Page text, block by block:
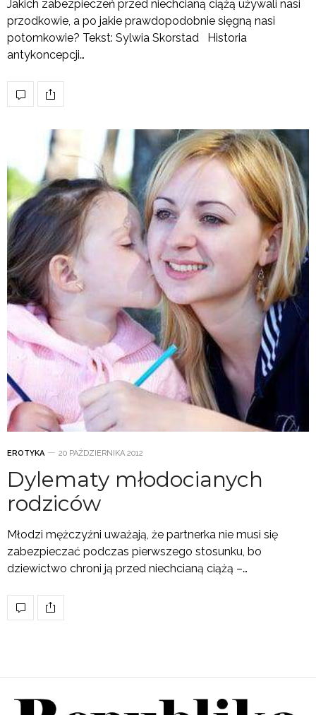
Jakich zabezpieczeń przed niechcianą ciążą używali nasi
przodkowie, a po jakie prawdopodobnie sięgną nasi
potomkowie? Tekst: Sylwia Skorstad Historia
antykoncepcji…
EROTYKA 20 PAŹDZIERNIKA 2012
Dylematy młodocianych
rodziców
Młodzi mężczyźni uważają, że partnerka nie musi się
zabezpieczać podczas pierwszego stosunku, bo
dziewictwo chroni ją przed niechcianą ciążą –…